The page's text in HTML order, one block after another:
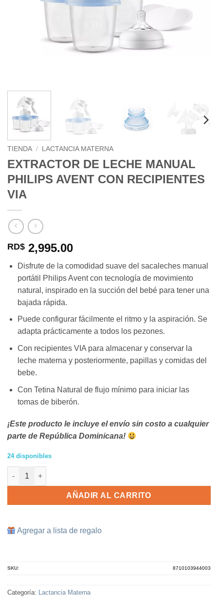
TIENDA / LACTANCIA MATERNA
EXTRACTOR DE LECHE MANUAL
PHILIPS AVENT CON RECIPIENTES
VIA
RD$ 2,995.00
Disfrute de la comodidad suave del sacaleches manual
portátil Philips Avent con tecnología de movimiento
natural, inspirado en la succión del bebé para tener una
bajada rápida.
Puede configurar fácilmente el ritmo y la aspiración. Se
adapta prácticamente a todos los pezones.
Con recipientes VIA para almacenar y conservar la
leche materna y posteriormente, papillas y comidas del
bebe.
Con Tetina Natural de flujo mínimo para iniciar las
tomas de biberón.
¡Este producto le incluye el envío sin costo a cualquier
parte de República Dominicana!
24 disponibles
Extractor de leche manual Philips AVENT con recipientes VIA
AÑADIR AL CARRITO
Agregar a lista de regalo
SKU: 8710103944003
Categoría: Lactancia Materna